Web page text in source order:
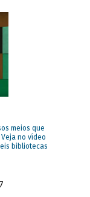
meios que
no vídeo
bibliotecas